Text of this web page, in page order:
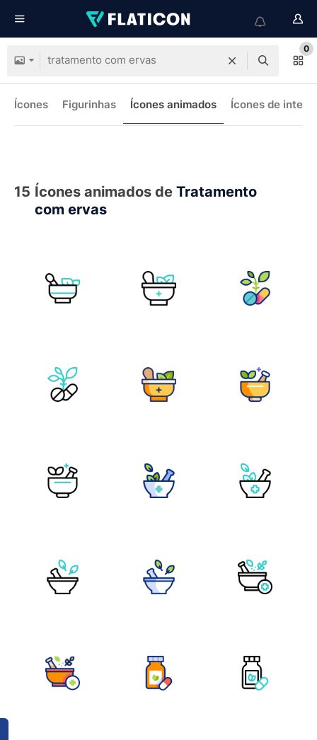
0
Ícones Figurinhas Ícones animados Ícones de
15 Ícones animados de Tratamento
com ervas